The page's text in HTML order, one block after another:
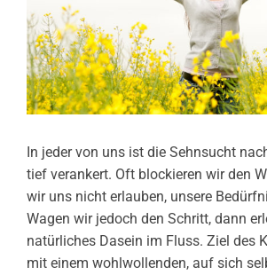
In jeder von uns ist die Sehnsucht
tief verankert. Oft blockieren wir den
wir uns nicht erlauben, unsere
Wagen wir jedoch den Schritt, dann
natürliches Dasein im Fluss. Ziel des
mit einem wohlwollenden, auf sich